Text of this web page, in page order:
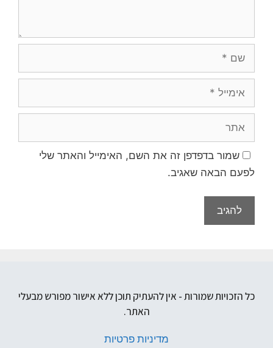
שמור בדפדפן זה את השם, האימייל והאתר שלי
לפעם הבאה שאגיב.
כל הזכויות שמורות - אין להעתיק תוכן ללא אישור מפורש מבעלי
האתר.
מדיניות פרטיות